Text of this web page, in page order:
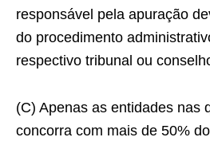
responsável pela apuração
do procedimento
respectivo tribunal ou
(C) Apenas as entidades nas
concorra com mais de 50%